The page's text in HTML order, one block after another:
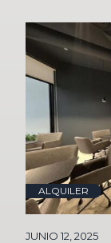
ALQUILER
JUNIO 12, 2025